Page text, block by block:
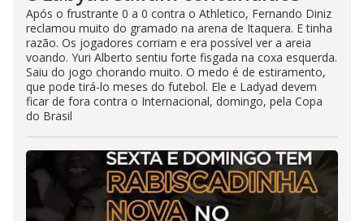
Após o frustrante 0 a 0 contra o Athletico, Fernando Diniz
reclamou muito do gramado na arena de Itaquera. E tinha
razão. Os jogadores corriam e era possível ver a areia
voando. Yuri Alberto sentiu forte fisgada na coxa esquerda.
Saiu do jogo chorando muito. O medo é de estiramento,
que pode tirá-lo meses do futebol. Ele e Ladyad devem
ficar de fora contra o Internacional, domingo, pela Copa
do Brasil